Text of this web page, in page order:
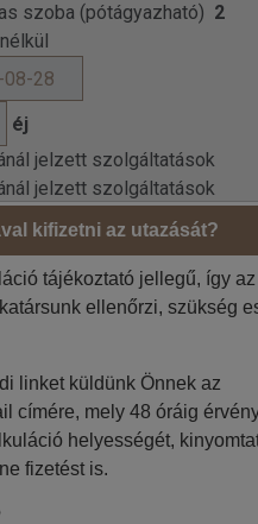
szoba (pótágyazható) 2
éj
jelzett szolgáltatások
jelzett szolgáltatások
Ft/szoba, 2F+2GY, budapesti
kifizetni az utazását?
tájékoztató jellegű, így
ellenőrzi, szükség
linket küldünk Önnek az
címére, mely 48 óráig
helyességét,
fizetést is.